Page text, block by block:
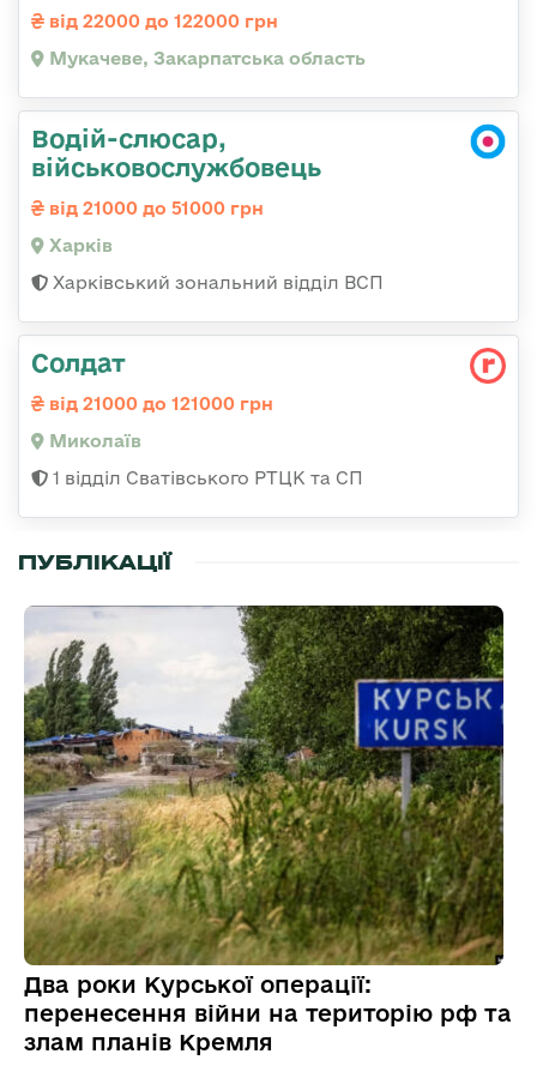
від 22000 до 122000 грн
Мукачеве, Закарпатська область
Водій-слюсар,
військовослужбовець
від 21000 до 51000 грн
Харків
Харківський зональний відділ ВСП
Солдат
від 21000 до 121000 грн
Миколаїв
1 відділ Сватівського РТЦК та СП
ПУБЛІКАЦІЇ
Два роки Курської операції:
перенесення війни на територію рф та
злам планів Кремля